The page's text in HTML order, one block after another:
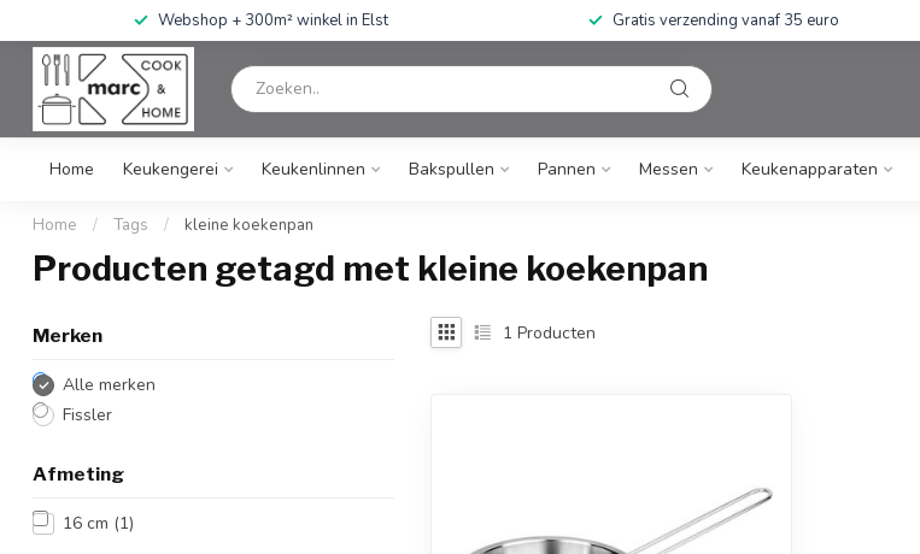
Webshop + 300m² winkel in Elst Gratis verzending vanaf 35 euro
Home Keukengerei Keukenlinnen Bakspullen Pannen Messen Keukenapparaten
Home / Tags / kleine koekenpan
Producten getagd met kleine koekenpan
Merken
Alle merken
Fissler
Afmeting
16 cm (1)
1 Producten